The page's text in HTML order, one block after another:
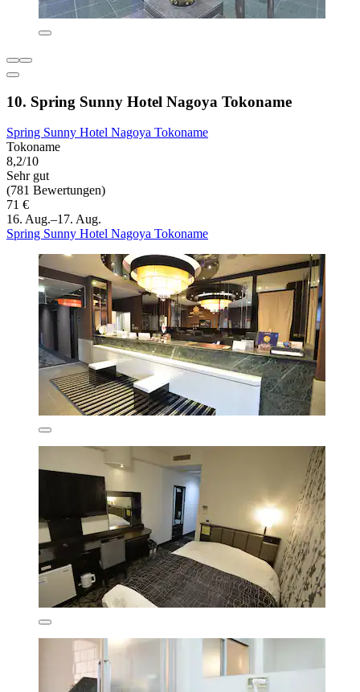
10. Spring Sunny Hotel Nagoya Tokoname
Spring Sunny Hotel Nagoya Tokoname
Tokoname
8,2/10
Sehr gut
(781 Bewertungen)
71 €
16. Aug.–17. Aug.
Spring Sunny Hotel Nagoya Tokoname